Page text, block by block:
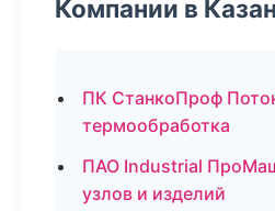
Компании в
ПК СтанкоПроф
термообработка
ПАО Industrial
узлов и изделий